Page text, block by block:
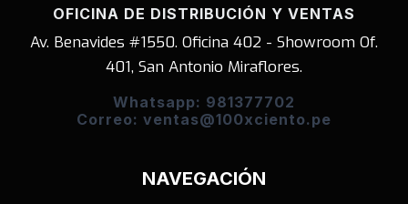
OFICINA DE DISTRIBUCIÓN Y VENTAS
Av. Benavides #1550. Oficina 402 - Showroom Of.
401, San Antonio Miraflores.
Whatsapp: 981377702
Correo: ventas@100xciento.pe
NAVEGACIÓN